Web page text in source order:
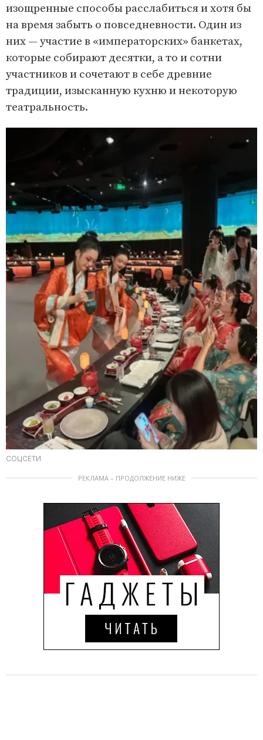
изощренные способы расслабиться и хотя бы
на время забыть о повседневности. Один из
них — участие в «императорских» банкетах,
которые собирают десятки, а то и сотни
участников и сочетают в себе древние
традиции, изысканную кухню и некоторую
театральность.
СОЦСЕТИ
РЕКЛАМА – ПРОДОЛЖЕНИЕ НИЖЕ